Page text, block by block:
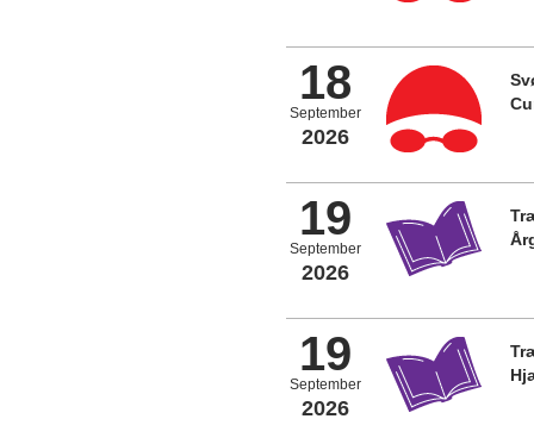
18
September
2026
19
September
2026
19
September
2026